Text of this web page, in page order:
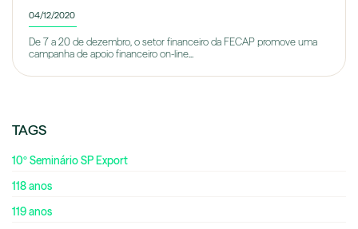
04/12/2020
De 7 a 20 de dezembro, o setor financeiro da FECAP promove uma
campanha de apoio financeiro on-line...
TAGS
10º Seminário SP Export
118 anos
119 anos